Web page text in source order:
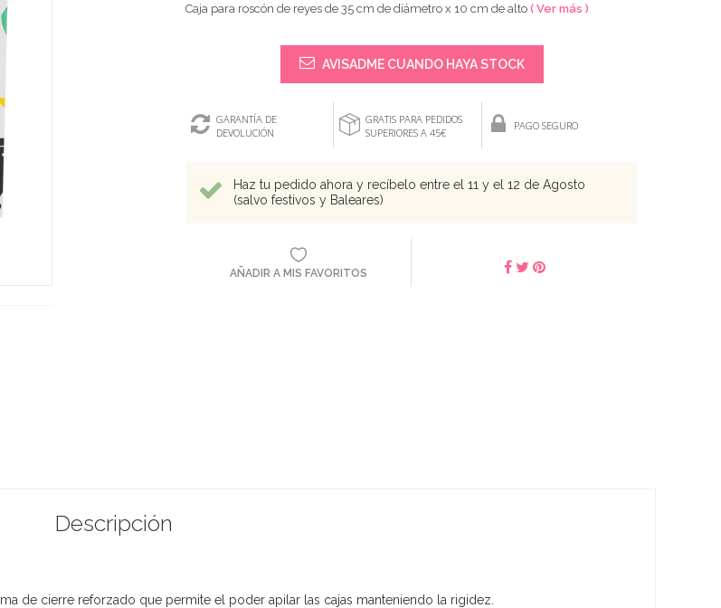
Caja para roscón de reyes de 35 cm de diámetro x 10 cm de alto ( Ver más )
AVISADME CUANDO HAYA STOCK
GARANTÍA DE
DEVOLUCIÓN
GRATIS PARA PEDIDOS
SUPERIORES A 45€
PAGO SEGURO
Haz tu pedido ahora y recíbelo entre el 11 y el 12 de Agosto
(salvo festivos y Baleares)
AÑADIR A MIS FAVORITOS
Descripción
de cierre reforzado que permite el poder apilar las cajas manteniendo la rigidez.